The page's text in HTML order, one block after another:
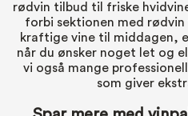
rødvin tilbud til friske
forbi sektionen med
kraftige vine til middagen,
når du ønsker noget let og
vi også mange
som giver